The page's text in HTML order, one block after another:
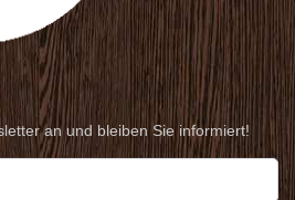
an und bleiben Sie informiert!